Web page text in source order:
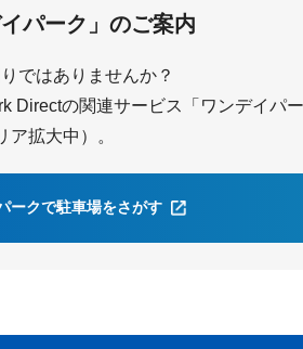
パーク」のご案内
ではありませんか？
の関連サービス「ワンデイパ
拡大中）。
ークで駐車場をさがす